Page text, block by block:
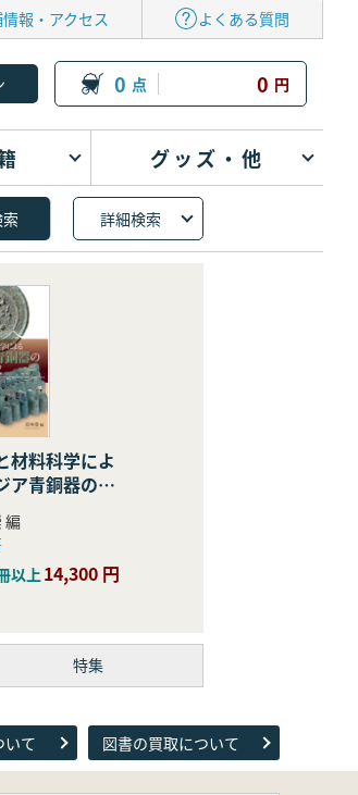
報・アクセス よくある質問
0 点 0 円
グッズ・他
詳細検索
材料科学によ
ア青銅器の学
以上14,300 円
特集
いて 図書の買取について